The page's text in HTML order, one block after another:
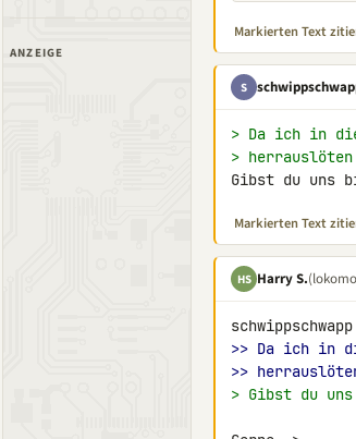
ANZEIGE
Markierten Text
S
> Da ich in
>
Gibst du uns
Markierten Text
HS Harry S.
>> Da ich in
>>
> Gibst du